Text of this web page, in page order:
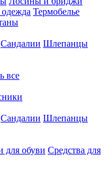
Термобелье
Сандалии Шлепанцы
все
Сандалии Шлепанцы
обуви Средства для